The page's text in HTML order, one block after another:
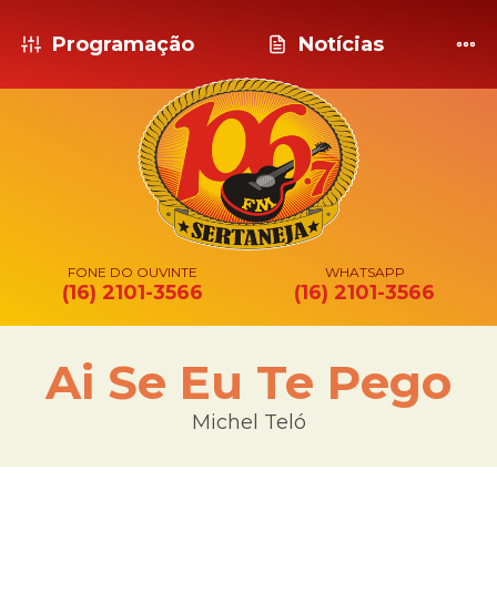
Programação Notícias
FONE DO OUVINTE
(16) 2101-3566
WHATSAPP
(16) 2101-3566
Ai Se Eu Te Pego
Michel Teló